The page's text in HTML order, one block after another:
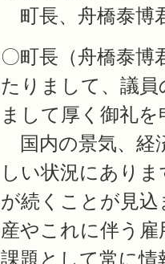
町長、舟橋泰博
〇町長（舟橋泰
たりまして、議
まして厚く御礼
国内の景気、経
しい状況にあり
が続くことが見
産やこれに伴う
課題として常に